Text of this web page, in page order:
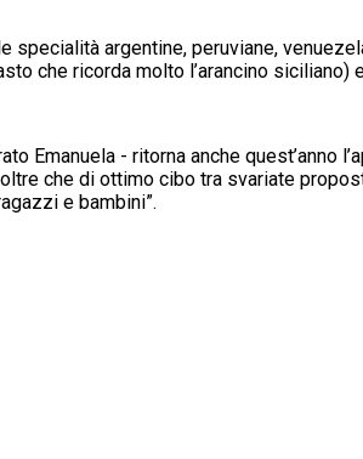
argentine, peruviane,
che ricorda molto l’arancino siciliano)
Emanuela - ritorna anche quest’anno
che di ottimo cibo tra svariate
e bambini”.